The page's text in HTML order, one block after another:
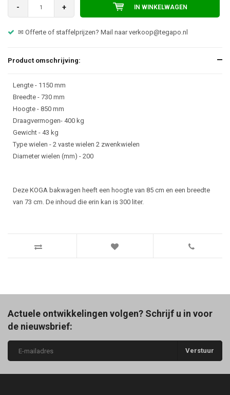
- + IN WINKELWAGEN
✉ Offerte of staffelprijzen? Mail naarverkoop@tegapo.nl
Product omschrijving:
Lengte - 1150 mm
Breedte - 730 mm
Hoogte - 850 mm
Draagvermogen- 400 kg
Gewicht - 43 kg
Type wielen - 2 vaste wielen 2 zwenkwielen
Diameter wielen (mm) - 200
Deze KOGA bakwagen heeft een hoogte van 85 cm en een breedte
van 73 cm. De inhoud die erin kan is 300 liter.
Actuele ontwikkelingen volgen? Schrijf u in voor
de nieuwsbrief:
Verstuur